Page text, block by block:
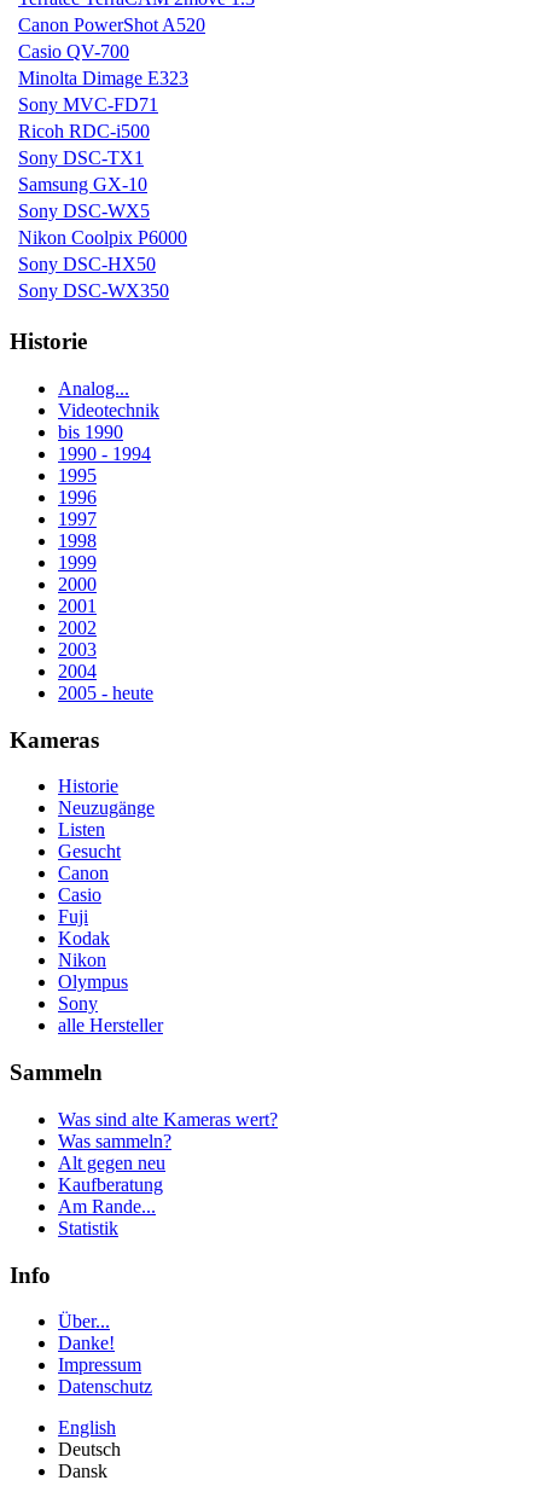
Canon PowerShot A520
Casio QV-700
Minolta Dimage E323
Sony MVC-FD71
Ricoh RDC-i500
Sony DSC-TX1
Samsung GX-10
Sony DSC-WX5
Nikon Coolpix P6000
Sony DSC-HX50
Sony DSC-WX350
Historie
Analog...
Videotechnik
bis 1990
1990 - 1994
1995
1996
1997
1998
1999
2000
2001
2002
2003
2004
2005 - heute
Kameras
Historie
Neuzugänge
Listen
Gesucht
Canon
Casio
Fuji
Kodak
Nikon
Olympus
Sony
alle Hersteller
Sammeln
Was sind alte Kameras wert?
Was sammeln?
Alt gegen neu
Kaufberatung
Am Rande...
Statistik
Info
Über...
Danke!
Impressum
Datenschutz
English
Deutsch
Dansk